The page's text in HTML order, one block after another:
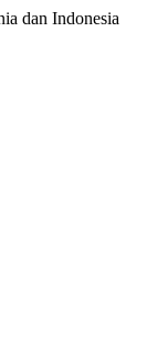
dan Indonesia